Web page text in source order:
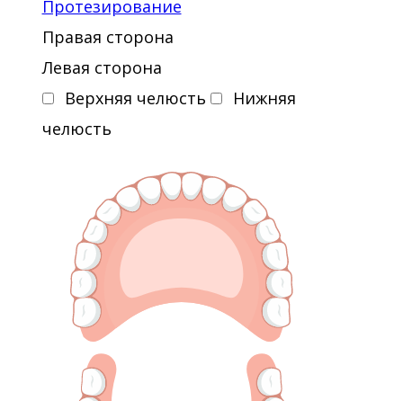
Протезирование
Правая сторона
Левая сторона
Верхняя челюсть
Нижняя
челюсть